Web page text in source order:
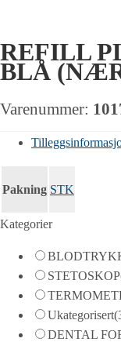
REFILL
BLÅ
Varenummer:
Pakning STK
Kategorier
STETOSKOP
Ukategorisert
DENTAL